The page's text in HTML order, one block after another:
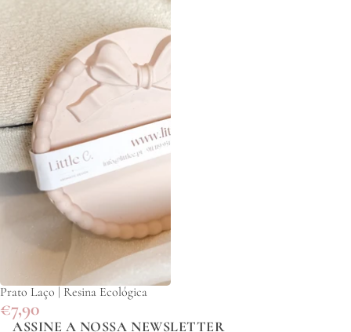
Prato Laço | Resina Ecológica
€7,90
ASSINE A NOSSA NEWSLETTER